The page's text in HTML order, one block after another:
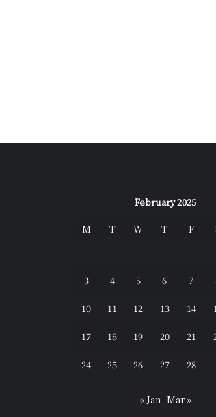
February 2025
M T W T F
3 4 5 6 7
10 11 12 13 14
17 18 19 20 21
24 25 26 27 28
« Jan Mar »